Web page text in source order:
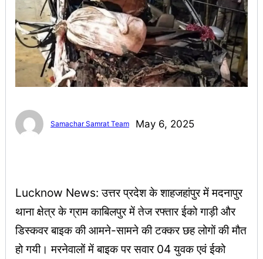
Samachar Samrat Team May 6, 2025
Lucknow News: उत्तर प्रदेश के शाहजहांपुर में मदनापुर
थाना क्षेत्र के ग्राम काबिलपुर में तेज रफ्तार ईको गाड़ी और
डिस्कवर बाइक की आमने-सामने की टक्कर छह लोगों की मौत
हो गयी। मरनेवालों में बाइक पर सवार 04 युवक एवं ईको